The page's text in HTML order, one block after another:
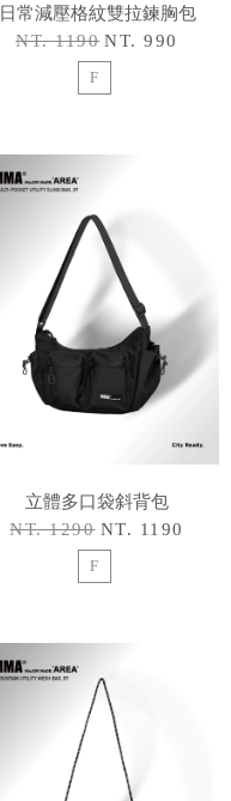
日常減壓格紋雙拉鍊胸包
NT. 1190 NT. 990
F
立體多口袋斜背包
NT. 1290 NT. 1190
F